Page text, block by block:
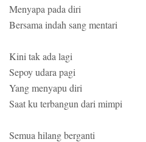
Menyapa pada diri
Bersama indah sang mentari
Kini tak ada lagi
Sepoy udara pagi
Yang menyapu diri
Saat ku terbangun dari mimpi
Semua hilang berganti